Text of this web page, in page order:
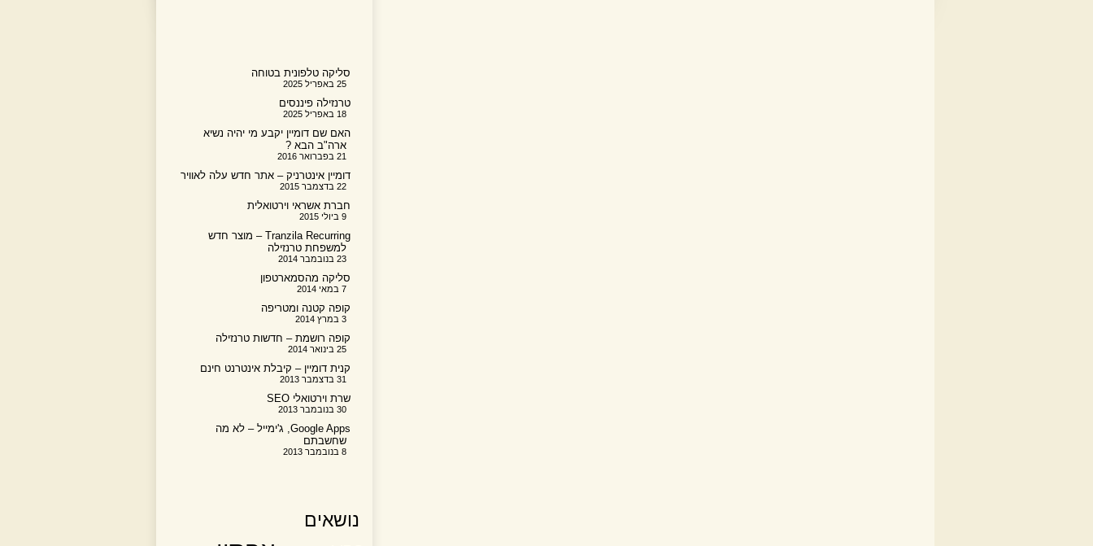
סליקה טלפונית בטוחה
25 באפריל 2025
טרנזילה פיננסים
18 באפריל 2025
האם שם דומיין יקבע מי יהיה נשיא
ארה"ב הבא ?
21 בפברואר 2016
דומיין אינטרניק – אתר חדש עלה לאוויר
22 בדצמבר 2015
חברת אשראי וירטואלית
9 ביולי 2015
Tranzila Recurring – מוצר חדש
למשפחת טרנזילה
23 בנובמבר 2014
סליקה מהסמארטפון
7 במאי 2014
קופה קטנה ומטריפה
3 במרץ 2014
קופה רושמת – חדשות טרנזילה
25 בינואר 2014
קנית דומיין – קיבלת אינטרנט חינם
31 בדצמבר 2013
שרת וירטואלי SEO
30 בנובמבר 2013
Google Apps, ג'ימייל – לא מה
שחשבתם
8 בנובמבר 2013
נושאים